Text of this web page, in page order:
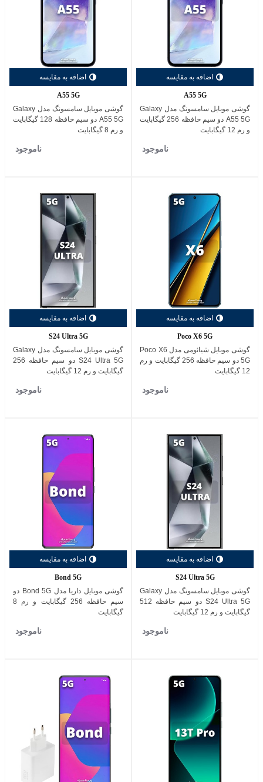
اضافه به مقایسه
A55 5G
گوشی موبایل سامسونگ مدل Galaxy
A55 5G دو سیم حافظه 256 گیگابایت
و رم 12 گیگابایت
ناموجود
اضافه به مقایسه
A55 5G
گوشی موبایل سامسونگ مدل Galaxy
A55 5G دو سیم حافظه 128 گیگابایت
و رم 8 گیگابایت
ناموجود
اضافه به مقایسه
Poco X6 5G
گوشی موبایل شیائومی مدل Poco X6
5G دو سیم حافظه 256 گیگابایت و رم
12 گیگابایت
ناموجود
اضافه به مقایسه
S24 Ultra 5G
گوشی موبایل سامسونگ مدل Galaxy
S24 Ultra 5G دو سیم حافظه 256
گیگابایت و رم 12 گیگابایت
ناموجود
اضافه به مقایسه
S24 Ultra 5G
گوشی موبایل سامسونگ مدل Galaxy
S24 Ultra 5G دو سیم حافظه 512
گیگابایت و رم 12 گیگابایت
ناموجود
اضافه به مقایسه
Bond 5G
گوشی موبایل داریا مدل Bond 5G دو
سیم حافظه 256 گیگابایت و رم 8
گیگابایت
ناموجود